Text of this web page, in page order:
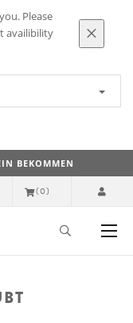
Please
availibility
BEKOMMEN
(0)